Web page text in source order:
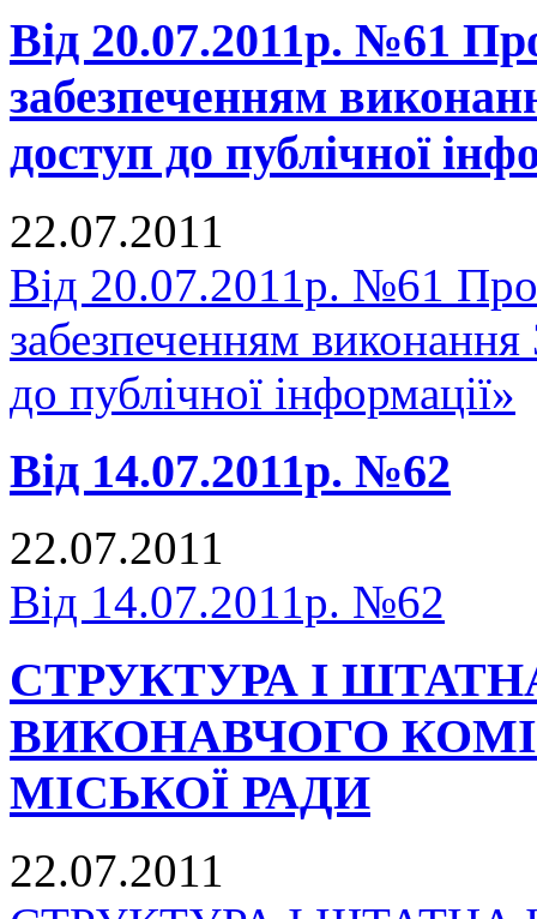
Від 20.07.2011р. №61
забезпеченням
доступ до публічної
22.07.2011
Від 20.07.2011р. №61 Про
забезпеченням
до публічної інформації»
Від 14.07.2011р. №62
22.07.2011
Від 14.07.2011р. №62
СТРУКТУРА І
ВИКОНАВЧОГО
МІСЬКОЇ РАДИ
22.07.2011